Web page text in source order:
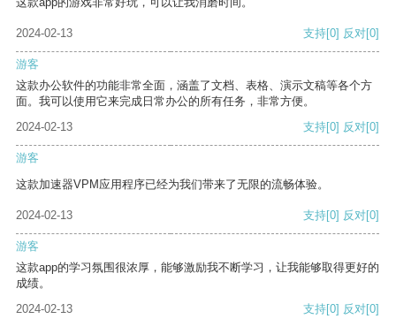
2024-02-13 支持[0] 反对[0]
游客
这款办公软件的功能非常全面，涵盖了文档、表格、演示文稿等各个方
面。我可以使用它来完成日常办公的所有任务，非常方便。
2024-02-13
支持[0] 反对[0]
游客
这款加速器VPM应用程序已经为我们带来了无限的流畅体验。
2024-02-13 支持[0] 反对[0]
游客
这款app的学习氛围很浓厚，能够激励我不断学习，让我能够取得更好的
成绩。
2024-02-13
支持[0] 反对[0]